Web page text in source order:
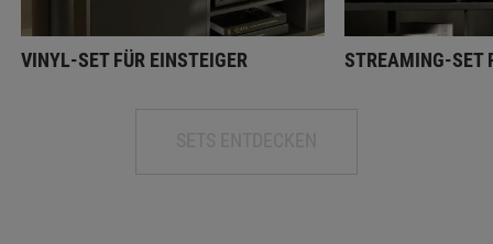
VINYL-SET FÜR EINSTEIGER STREAMING-SET